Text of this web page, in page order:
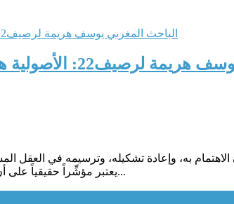
الأصولية هي تعبير عن الحرمان الجنسي
به، وإعادة تشكيله، وترسيمه في العقل
يعتبر مؤشِّراً حقيقياً على أنّ الأصولية الدّينية هي تعبيرٌ عن حرمان جنس...